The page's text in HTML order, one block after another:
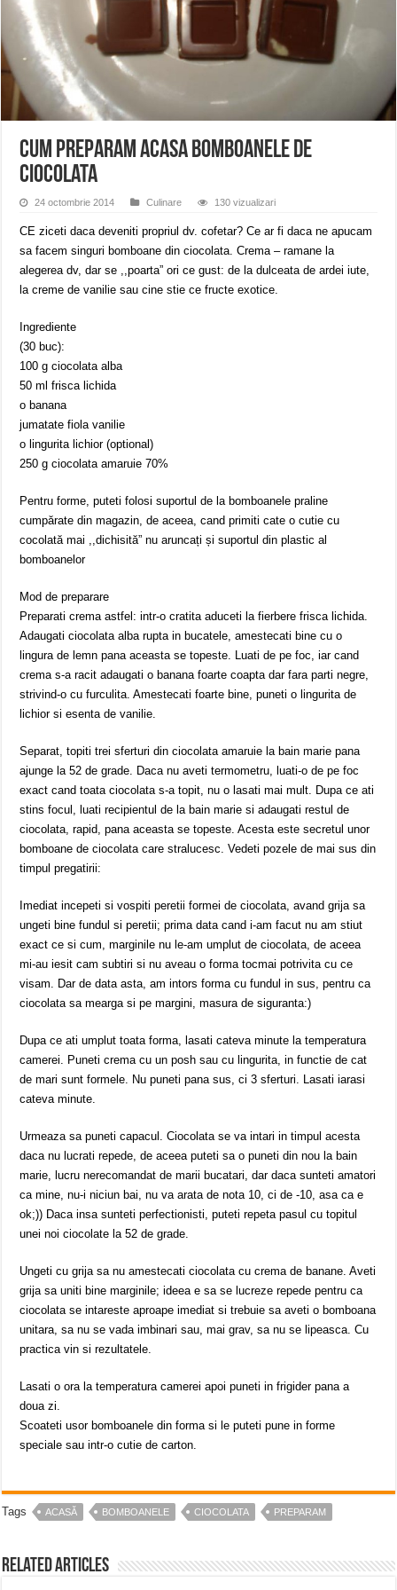
ANUNŢ OPRIRE APĂ în CARANSEBEȘ – 04.08.2026 – avarie – Calea
ANUNŢ OPRIRE APĂ în CARANSEBEȘ avarie
Cum preparam acasa bomboanele de
ciocolata
24 octombrie 2014 Culinare 130 vizualizari
CE ziceti daca deveniti propriul dv. cofetar? Ce ar fi daca ne apucam
sa facem singuri bomboane din ciocolata. Crema – ramane la
alegerea dv, dar se ,,poarta” ori ce gust: de la dulceata de ardei iute,
la creme de vanilie sau cine stie ce fructe exotice.
Ingrediente
(30 buc):
100 g ciocolata alba
50 ml frisca lichida
o banana
jumatate fiola vanilie
o lingurita lichior (optional)
250 g ciocolata amaruie 70%
Pentru forme, puteti folosi suportul de la bomboanele praline
cumpărate din magazin, de aceea, cand primiti cate o cutie cu
cocolată mai ,,dichisită” nu aruncați și suportul din plastic al
bomboanelor
Mod de preparare
Preparati crema astfel: intr-o cratita aduceti la fierbere frisca lichida.
Adaugati ciocolata alba rupta in bucatele, amestecati bine cu o
lingura de lemn pana aceasta se topeste. Luati de pe foc, iar cand
crema s-a racit adaugati o banana foarte coapta dar fara parti negre,
strivind-o cu furculita. Amestecati foarte bine, puneti o lingurita de
lichior si esenta de vanilie.
Separat, topiti trei sferturi din ciocolata amaruie la bain marie pana
ajunge la 52 de grade. Daca nu aveti termometru, luati-o de pe foc
exact cand toata ciocolata s-a topit, nu o lasati mai mult. Dupa ce ati
stins focul, luati recipientul de la bain marie si adaugati restul de
ciocolata, rapid, pana aceasta se topeste. Acesta este secretul unor
bomboane de ciocolata care stralucesc. Vedeti pozele de mai sus din
timpul pregatirii:
Imediat incepeti si vospiti peretii formei de ciocolata, avand grija sa
ungeti bine fundul si peretii; prima data cand i-am facut nu am stiut
exact ce si cum, marginile nu le-am umplut de ciocolata, de aceea
mi-au iesit cam subtiri si nu aveau o forma tocmai potrivita cu ce
visam. Dar de data asta, am intors forma cu fundul in sus, pentru ca
ciocolata sa mearga si pe margini, masura de siguranta:)
Dupa ce ati umplut toata forma, lasati cateva minute la temperatura
camerei. Puneti crema cu un posh sau cu lingurita, in functie de cat
de mari sunt formele. Nu puneti pana sus, ci 3 sferturi. Lasati iarasi
cateva minute.
Urmeaza sa puneti capacul. Ciocolata se va intari in timpul acesta
daca nu lucrati repede, de aceea puteti sa o puneti din nou la bain
marie, lucru nerecomandat de marii bucatari, dar daca sunteti amatori
ca mine, nu-i niciun bai, nu va arata de nota 10, ci de -10, asa ca e
ok;)) Daca insa sunteti perfectionisti, puteti repeta pasul cu topitul
unei noi ciocolate la 52 de grade.
Ungeti cu grija sa nu amestecati ciocolata cu crema de banane. Aveti
grija sa uniti bine marginile; ideea e sa se lucreze repede pentru ca
ciocolata se intareste aproape imediat si trebuie sa aveti o bomboana
unitara, sa nu se vada imbinari sau, mai grav, sa nu se lipeasca. Cu
practica vin si rezultatele.
Lasati o ora la temperatura camerei apoi puneti in frigider pana a
doua zi.
Scoateti usor bomboanele din forma si le puteti pune in forme
speciale sau intr-o cutie de carton.
Tags ACASĂ BOMBOANELE CIOCOLATA PREPARAM
Related Articles